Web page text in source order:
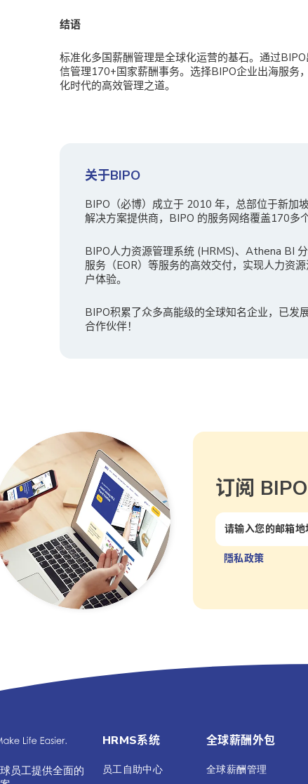
结语
标准化多国薪酬管理是全球化运营的基石。通过
信管理170+国家薪酬事务。选择BIPO企业出海服
化时代的高效管理之道。
关于BIPO
BIPO（必博）成立于 2010 年，总部位于新加
解决方案提供商，BIPO 的服务网络覆盖170多
BIPO人力资源管理系统 (HRMS)、Athena BI
服务（EOR）等服务的高效交付，实现人力资
户体验。
BIPO积累了众多高能级的全球知名企业，已发
合作伙伴！
订阅
隱私政策
员工提供全面的
HRMS系统
员工自助中心
全球薪酬外包
全球薪酬管理